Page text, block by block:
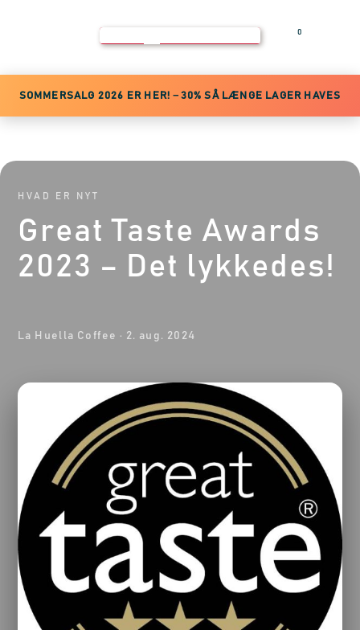
0
SOMMERSALG 2026 ER HER! −30% SÅ LÆNGE LAGER HAVES
HVAD ER NYT
Great Taste Awards
2023 – Det lykkedes!
La Huella Coffee · 2. aug. 2024